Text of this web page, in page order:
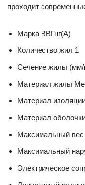
проходит
Марка ВВГнг(А)
Количество жил 1
Сечение жилы (мм/
Материал жилы
Материал
Материал
Максимальный вес
Максимальный
Электрическое